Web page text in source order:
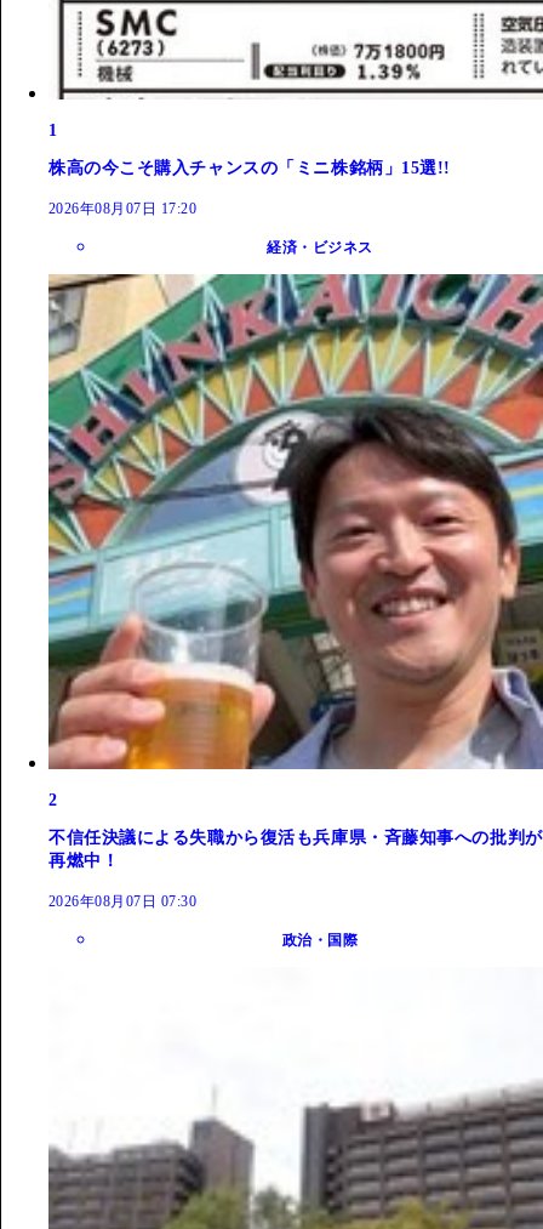
1
株高の今こそ購入チャンスの「ミニ株銘柄」15選!!
2026年08月07日 17:20
経済・ビジネス
2
不信任決議による失職から復活も兵庫県・斉藤知事への批判が
再燃中！
2026年08月07日 07:30
政治・国際